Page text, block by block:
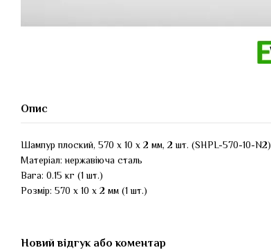
Опис
Шампур плоский, 570 х 10 х 2 мм, 2 шт. (SHPL-570-10-N2)
Матеріал: нержавіюча сталь
Вага: 0.15 кг (1 шт.)
Розмір: 570 х 10 х 2 мм (1 шт.)
Новий відгук або коментар